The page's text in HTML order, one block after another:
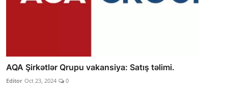
AQA Şirkətlər Qrupu vakansiya: Satış təlimi.
Editor Oct 23, 2024 0